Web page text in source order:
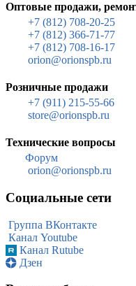
Оптовые продажи,
+7 (812) 708-20-25
+7 (812) 366-71-77
+7 (812) 708-16-17
orion@orionspb.ru
Розничные продажи
+7 (911) 215-55-66
store@orionspb.ru
Технические вопросы
Форум
orion@orionspb.ru
Социальные сети
Группа ВКонтакте
Канал Youtube
Канал Rutube
Дзен